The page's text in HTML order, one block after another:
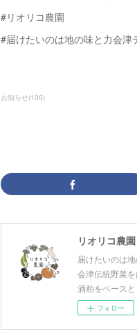
#リオリコ農園
#届けたいのは地の味と力会津
お知らせ(100)
リオリコ農園
届けたいのは
会津伝統野菜
酒粕をベース
フォロー